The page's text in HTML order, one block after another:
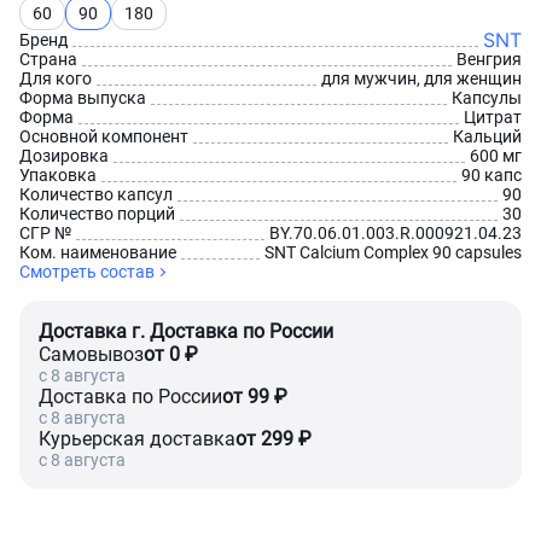
60 90
180
Бренд
SNT
Страна
Венгрия
Для кого
для мужчин, для женщин
Форма выпуска
Капсулы
Форма
Цитрат
Основной компонент
Кальций
Дозировка
600 мг
Упаковка
90 капс
Количество капсул
90
Количество порций
30
СГР №
BY.70.06.01.003.R.000921.04.23
Ком. наименование
SNT Calcium Complex 90 capsules
Смотреть состав
Доставка г. Доставка по России
Самовывозот 0 ₽
c 8 августа
Доставка по Россииот 99 ₽
c 8 августа
Курьерская доставкаот 299 ₽
c 8 августа